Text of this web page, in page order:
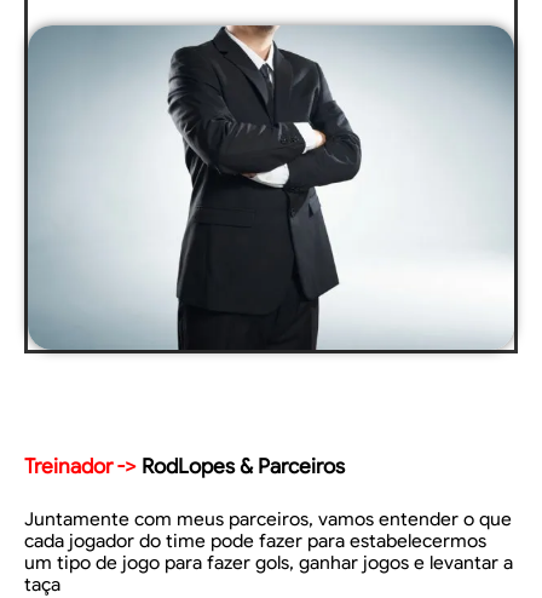
Treinador -> RodLopes & Parceiros
Juntamente com meus parceiros, vamos entender o que
cada jogador do time pode fazer para estabelecermos
um tipo de jogo para fazer gols, ganhar jogos e levantar a
taça